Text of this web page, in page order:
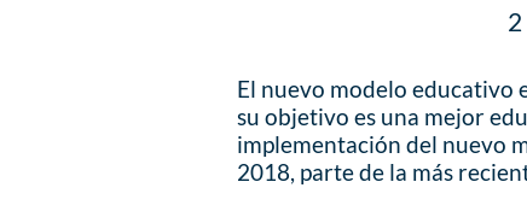
El nuevo modelo educativo
su objetivo es una mejor
implementación del nuevo
2018, parte de la más